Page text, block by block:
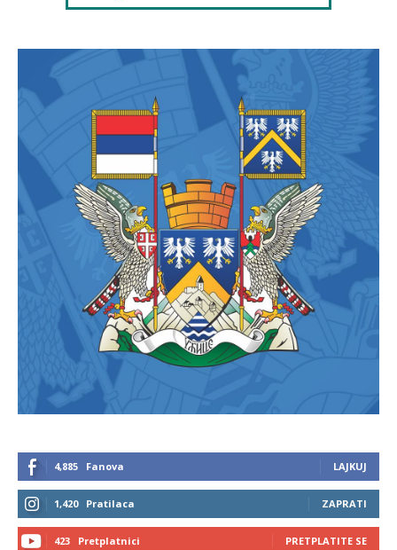
4,885 Fanova LAJKUJ
1,420 Pratilaca ZAPRATI
423 Pretplatnici PRETPLATITE SE